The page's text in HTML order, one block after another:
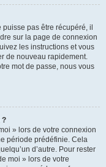
pas être récupéré, il
sur la page de connexion
les instructions et vous
de nouveau rapidement.
mot de passe, nous vous
?
» lors de votre connexion
période prédéfinie. Cela
d’autre. Pour rester
moi » lors de votre